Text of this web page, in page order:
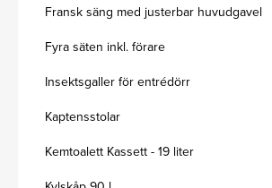
Fransk säng med justerbar huvudgavel
Fyra säten inkl. förare
Insektsgaller för entrédörr
Kaptensstolar
Kemtoalett Kassett - 19 liter